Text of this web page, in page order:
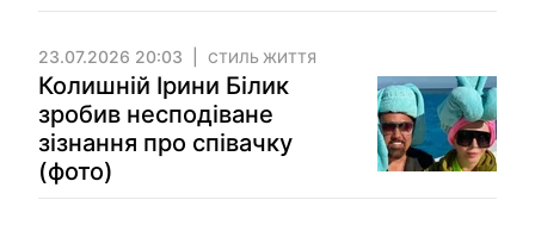
23.07.2026 20:03 СТИЛЬ ЖИТТЯ
Колишній Ірини Білик
зробив несподіване
зізнання про співачку
(фото)